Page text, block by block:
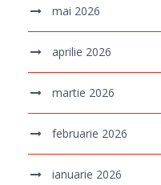
mai 2026
aprilie 2026
martie 2026
februarie 2026
ianuarie 2026